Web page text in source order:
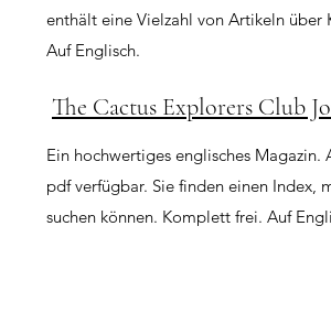
enthält eine Vielzahl von Artikeln über
Auf Englisch.
The Cactus Explorers Club
Ein hochwertiges englisches
pdf verfügbar. Sie finden einen Index,
suchen können. Komplett frei. Auf